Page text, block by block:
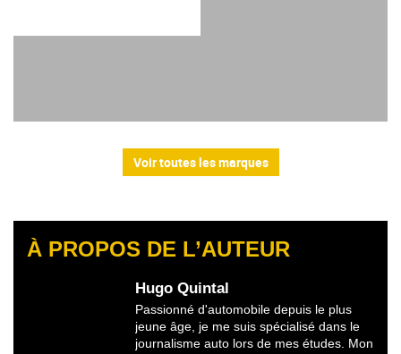
Voir toutes les marques
À PROPOS DE L’AUTEUR
Hugo Quintal
Passionné d'automobile depuis le plus
jeune âge, je me suis spécialisé dans le
journalisme auto lors de mes études. Mon